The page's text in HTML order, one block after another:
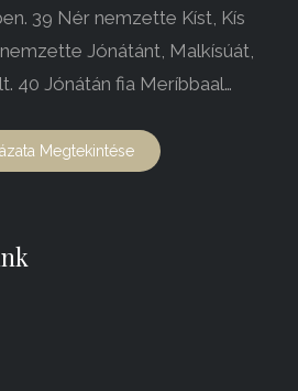
39 Nér nemzette Kíst, Kís
Jónátánt, Malkísúát,
40 Jónátán fia Meríbbaal…
Megtekintése